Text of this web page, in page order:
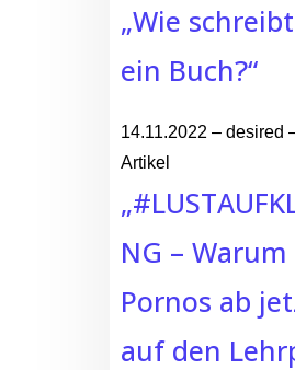
„Wie
ein Buch?“
14.11.2022 – desired
Artikel
NG – Warum
Pornos ab
auf den